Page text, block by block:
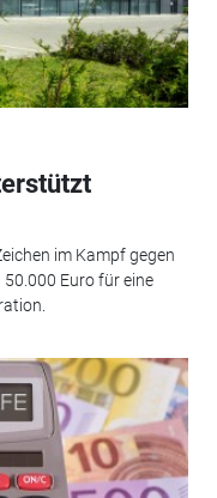
im Kampf gegen
Euro für eine